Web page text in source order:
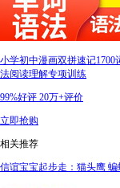
小学初中漫画双拼速记
法阅读理解专项训练
99%好评 20万+评价
立即抢购
相关推荐
信谊宝宝起步走：猫头鹰